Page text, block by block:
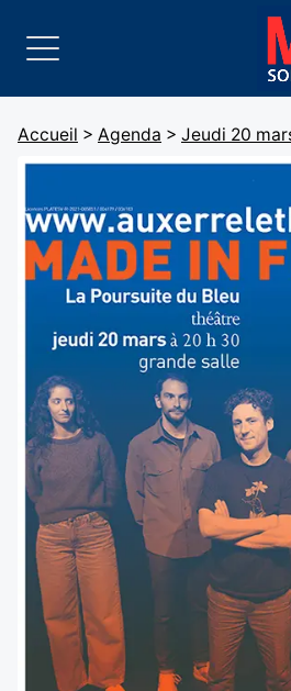
Accueil > Agenda > Jeudi 20